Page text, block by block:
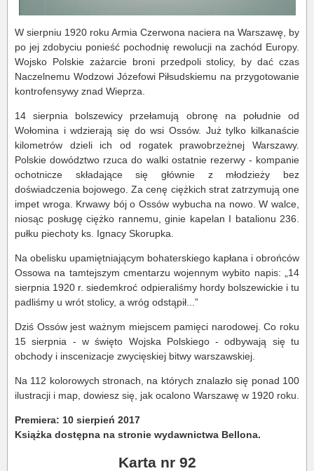
W sierpniu 1920 roku Armia Czerwona naciera na Warszawę, by
po jej zdobyciu ponieść pochodnię rewolucji na zachód Europy.
Wojsko Polskie zażarcie broni przedpoli stolicy, by dać czas
Naczelnemu Wodzowi Józefowi Piłsudskiemu na przygotowanie
kontrofensywy znad Wieprza.
14 sierpnia bolszewicy przełamują obronę na południe od
Wołomina i wdzierają się do wsi Ossów. Już tylko kilkanaście
kilometrów dzieli ich od rogatek prawobrzeżnej Warszawy.
Polskie dowództwo rzuca do walki ostatnie rezerwy - kompanie
ochotnicze składające się głównie z młodzieży bez
doświadczenia bojowego. Za cenę ciężkich strat zatrzymują one
impet wroga. Krwawy bój o Ossów wybucha na nowo. W walce,
niosąc posługę ciężko rannemu, ginie kapelan I batalionu 236.
pułku piechoty ks. Ignacy Skorupka.
Na obelisku upamiętniającym bohaterskiego kapłana i obrońców
Ossowa na tamtejszym cmentarzu wojennym wybito napis: „14
sierpnia 1920 r. siedemkroć odpieraliśmy hordy bolszewickie i tu
padliśmy u wrót stolicy, a wróg odstąpił...”
Dziś Ossów jest ważnym miejscem pamięci narodowej. Co roku
15 sierpnia - w święto Wojska Polskiego - odbywają się tu
obchody i inscenizacje zwycięskiej bitwy warszawskiej.
Na 112 kolorowych stronach, na których znalazło się ponad 100
ilustracji i map, dowiesz się, jak ocalono Warszawę w 1920 roku.
Premiera: 10 sierpień 2017
Książka dostępna na stronie wydawnictwa Bellona.
Karta nr 92